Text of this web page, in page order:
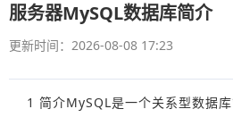
服务器MySQL数据库简介
更新时间：2026-08-08 17:23
1 简介MySQL是一个关系型数据